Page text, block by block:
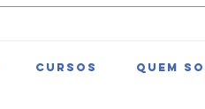
CURSOS QUEM